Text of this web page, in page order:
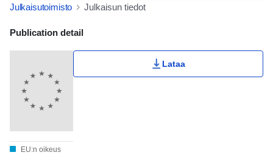
Julkaisutoimisto Julkaisun tiedot
Publication Detail Actions Portlet
Publication detail
EU:n oikeus
Lataa